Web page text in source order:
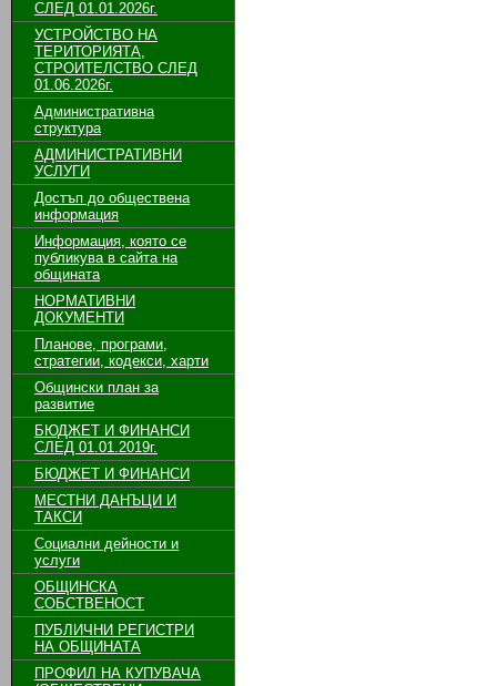
СЛЕД 01.01.2026г.
УСТРОЙСТВО НА
ТЕРИТОРИЯТА,
СТРОИТЕЛСТВО СЛЕД
01.06.2026г.
Административна
структура
АДМИНИСТРАТИВНИ
УСЛУГИ
Достъп до обществена
информация
Информация, която се
публикува в сайта на
общината
НОРМАТИВНИ
ДОКУМЕНТИ
Планове, програми,
стратегии, кодекси, харти
Общински план за
развитие
БЮДЖЕТ И ФИНАНСИ
СЛЕД 01.01.2019г.
БЮДЖЕТ И ФИНАНСИ
МЕСТНИ ДАНЪЦИ И
ТАКСИ
Социални дейности и
услуги
ОБЩИНСКА
СОБСТВЕНОСТ
ПУБЛИЧНИ РЕГИСТРИ
НА ОБЩИНАТА
ПРОФИЛ НА КУПУВАЧА